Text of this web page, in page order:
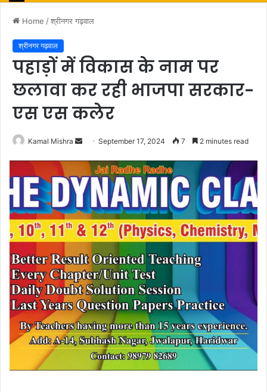
Home /श्रीनगर गढ़वाल
श्रीनगर गढ़वाल
पहाड़ों में विकास के नाम पर
छलावा कर रही भाजपा सरकार-
एस एस कलेर
Kamal Mishra
Send
email
September 17, 2024 7 2 minutes read